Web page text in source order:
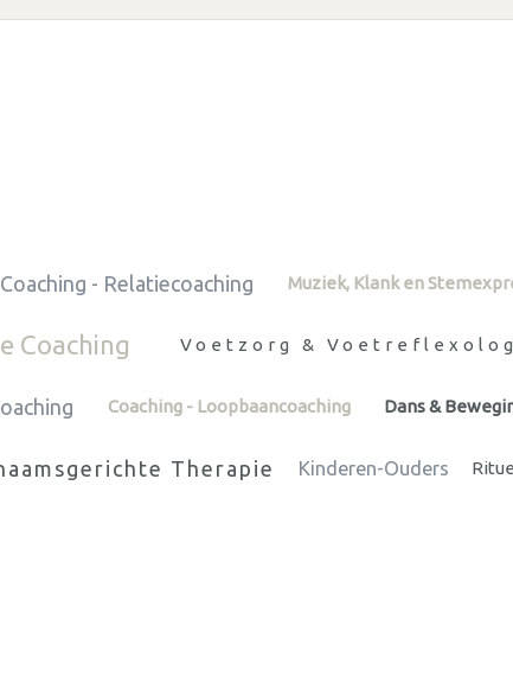
Coaching - Relatiecoaching Muziek, Klank en
Coaching Voetzorg &
Coaching - Loopbaancoaching Dans &
Therapie Kinderen-Ouders